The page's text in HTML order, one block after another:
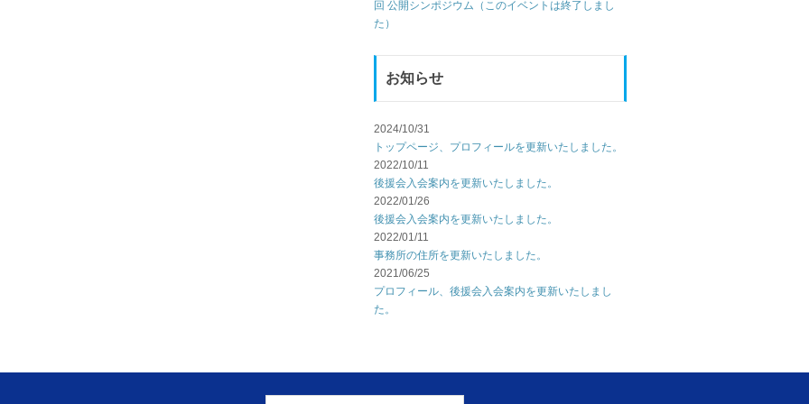
回 公開シンポジウム（このイベントは終了しまし
た）
お知らせ
2024/10/31
トップページ、プロフィールを更新いたしました。
2022/10/11
後援会入会案内を更新いたしました。
2022/01/26
後援会入会案内を更新いたしました。
2022/01/11
事務所の住所を更新いたしました。
2021/06/25
プロフィール、後援会入会案内を更新いたしまし
た。